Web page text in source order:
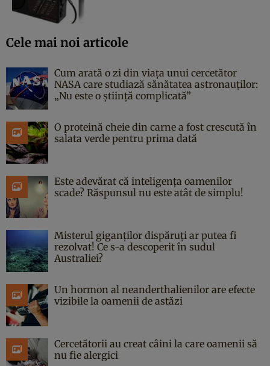
Cele mai noi articole
Cum arată o zi din viața unui cercetător
NASA care studiază sănătatea astronauților:
„Nu este o știință complicată”
O proteină cheie din carne a fost crescută în
salata verde pentru prima dată
Este adevărat că inteligența oamenilor
scade? Răspunsul nu este atât de simplu!
Misterul giganților dispăruți ar putea fi
rezolvat! Ce s-a descoperit în sudul
Australiei?
Un hormon al neanderthalienilor are efecte
vizibile la oamenii de astăzi
Cercetătorii au creat câini la care oamenii să
nu fie alergici